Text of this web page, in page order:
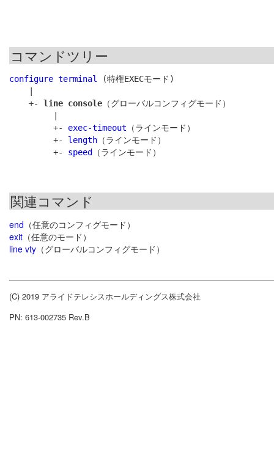
コマンドツリー
configure terminal
(特権EXECモード)
    +-
line console （グローバルコンフィグモード）
         +-
exec-timeout （ラインモード）
         +-
length （ラインモード）
         +-
speed
関連コマンド
end （任意のコンフィグモード）
exit （任意のモード）
line vty （グローバルコンフィグモード）
(C) 2019 アライドテレシスホールディングス株式会社
PN: 613-002735 Rev.B